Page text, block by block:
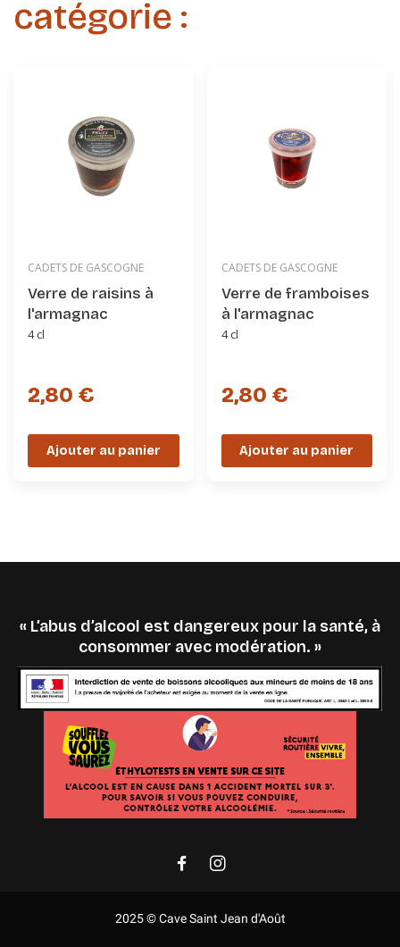
catégorie :
CADETS DE GASCOGNE
Verre de raisins à
l'armagnac
4 cl
2,80 €
Ajouter au panier
CADETS DE GASCOGNE
Verre de framboises
à l'armagnac
4 cl
2,80 €
Ajouter au panier
« L’abus d’alcool est dangereux pour la santé, à
consommer avec modération. »
2025 © Cave Saint Jean d'Août